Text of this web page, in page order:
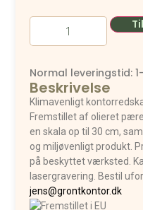
Normal leveringstid:
Beskrivelse
Klimavenligt
Fremstillet af olieret
en skala op til 30 cm,
og miljøvenligt produkt.
på beskyttet værksted.
lasergravering. Bestil
jens@grontkontor.dk